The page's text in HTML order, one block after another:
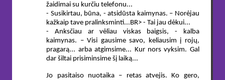
žaidimai su kurčiu telefonu...
- Susikirtau, būna, - atsidūsta kaimynas. – Norėjau
kažkaip tave pralinksminti...BR> - Tai jau dėkui...
- Anksčiau ar vėliau viskas baigsis, - kalba
kaimynas. – Visi gausime savo, keliausim į rojų,
pragarą... arba atgimsime... Kur nors vyksim. Gal
dar šiltai prisiminsime šį laiką...
Jo pasitaiso nuotaika – retas atvejis. Ko gero,